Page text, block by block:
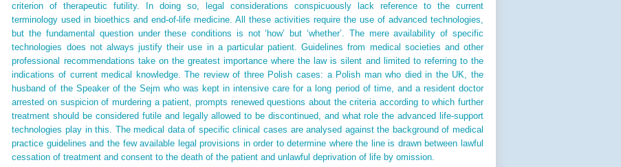
criterion of therapeutic futility. In doing so, legal considerations conspicuously lack reference to the current
terminology used in bioethics and end-of-life medicine. All these activities require the use of advanced technologies,
but the fundamental question under these conditions is not ‘how’ but ‘whether’. The mere availability of specific
technologies does not always justify their use in a particular patient. Guidelines from medical societies and other
professional recommendations take on the greatest importance where the law is silent and limited to referring to the
indications of current medical knowledge. The review of three Polish cases: a Polish man who died in the UK, the
husband of the Speaker of the Sejm who was kept in intensive care for a long period of time, and a resident doctor
arrested on suspicion of murdering a patient, prompts renewed questions about the criteria according to which further
treatment should be considered futile and legally allowed to be discontinued, and what role the advanced life-support
technologies play in this. The medical data of specific clinical cases are analysed against the background of medical
practice guidelines and the few available legal provisions in order to determine where the line is drawn between lawful
cessation of treatment and consent to the death of the patient and unlawful deprivation of life by omission.